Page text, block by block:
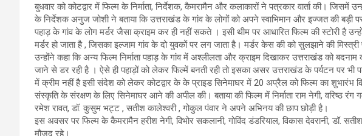
बुधवार को कोटद्वार में फिल्म के निर्माता, निर्देशक, कैमरामैन और कलाकारों ने पत्रकार वार्ता की। जिसमें
के निर्देशक अनुज जोशी ने बताया कि उत्तराखंड के गांव के लोगों को अपने स्वाभिमान और इज्जत की बड़ी
पहाड़ के गांव के लोग मर्डर जैसा क्राइम कर ही नहीं सकते । इसी थीम पर आधारित फिल्म की स्टोरी है
मर्डर हो जाता है , जिसका इल्जाम गांव के दो युवकों पर लग जाता है। मर्डर केस की को सुलझाने की
उन्होंने कहा कि अन्य फिल्म निर्माता पहाड़ के गांव में अश्लीलता और क्राइम दिखाकर उत्तराखंड को
जाने से डर रही है । ऐसे ही पहाड़ों को लेकर फिल्में बनती रही तो इसका असर उत्तराखंड के पर्यटन पर भी
में क्रीम नहीं है इसी संदेश को लेकर कोटद्वार के के प्राइड सिनेमाघर में 20 अप्रैल को फिल्म का शुभारंभ
संस्कृति के संरक्षण के लिए सिनेमाघर आने की अपील की। बताया की फिल्म में निर्माता राम नेगी, वरिष्ठ रंग
रमेश रावत, डॉ. कुसुम भट्ट , सतीश कालेश्वरी , गोकुल पंवार ने अपने अभिनय की छाप छोड़ी है।
इस अवसर पर फिल्म के कैमरामैन हरीश नेगी, विभोर सकलानी, गोविंद डंडरियाल, विकास देवरानी, डॉ.
मौजूद रहे।